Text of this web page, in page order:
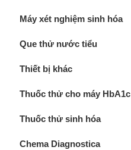
Máy xét nghiệm sinh hóa
Que thử nước tiểu
Thiết bị khác
Thuốc thử cho máy HbA1c
Thuốc thử sinh hóa
Chema Diagnostica